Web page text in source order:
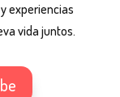
experiencias
vida juntos.